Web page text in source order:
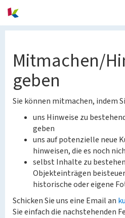
Mitmachen/
geben
Sie können mitmachen, indem
uns Hinweise zu
geben
uns auf potenzielle neue
hinweisen, die es noch
selbst Inhalte zu
Objekteinträgen
historische oder eigene
Schicken Sie uns eine Email an
Sie einfach die nachstehenden